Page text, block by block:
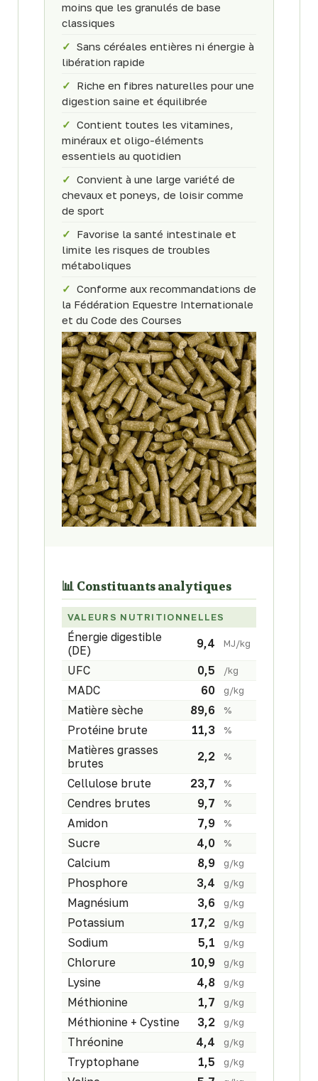
moins que les granulés de base
classiques
✓ Sans céréales entières ni énergie à
libération rapide
✓
Riche en fibres naturelles pour une
digestion saine et équilibrée
✓ Contient toutes les vitamines,
minéraux et oligo-éléments
essentiels au quotidien
✓ Convient à une large variété de
chevaux et poneys, de loisir comme
de sport
✓
Favorise la santé intestinale et
limite les risques de troubles
métaboliques
✓ Conforme aux recommandations de
la Fédération Equestre Internationale
et du Code des Courses
📊 Constituants analytiques
VALEURS NUTRITIONNELLES
Énergie digestible
(DE)
9,4 MJ/kg
UFC 0,5 /kg
MADC 60 g/kg
Matière sèche 89,6 %
Protéine brute 11,3 %
Matières grasses
brutes
2,2 %
Cellulose brute 23,7 %
Cendres brutes 9,7 %
Amidon 7,9 %
Sucre 4,0 %
Calcium 8,9 g/kg
Phosphore 3,4 g/kg
Magnésium 3,6 g/kg
Potassium 17,2 g/kg
Sodium 5,1 g/kg
Chlorure 10,9 g/kg
Lysine 4,8 g/kg
Méthionine 1,7 g/kg
Méthionine + Cystine 3,2 g/kg
Thréonine 4,4 g/kg
Tryptophane 1,5 g/kg